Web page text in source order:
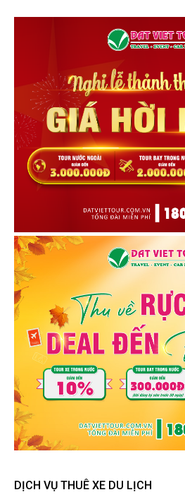
DỊCH VỤ THUÊ XE DU LỊCH